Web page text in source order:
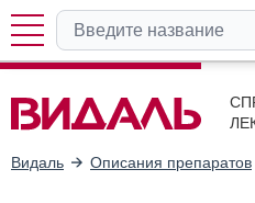
Видаль Описания препаратов